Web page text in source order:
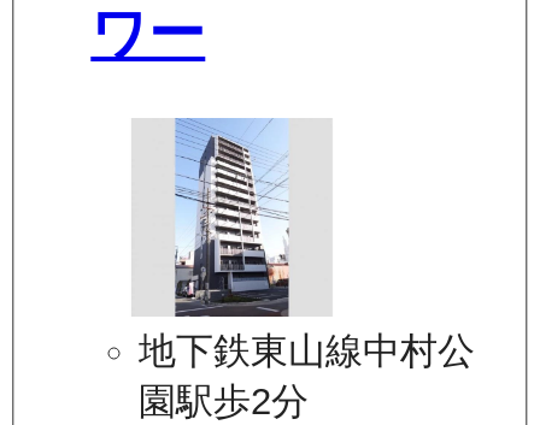
ワー
地下鉄東山線中村公
園駅歩2分